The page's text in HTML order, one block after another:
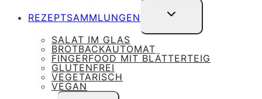
REZEPTSAMMLUNGEN
UNTERMENÜ
UMSCHALTEN
SALAT IM GLAS
BROTBACKAUTOMAT
FINGERFOOD MIT BLÄTTERTEIG
GLUTENFREI
VEGETARISCH
VEGAN